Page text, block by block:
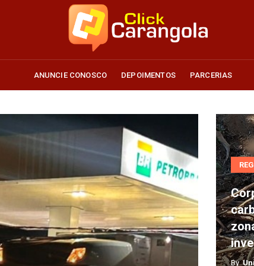
ANUNCIE CONOSCO DEPOIMENTOS PARCERIAS
Corpo
é
na
zona
rural;
Polícia
Civil
(PC)By